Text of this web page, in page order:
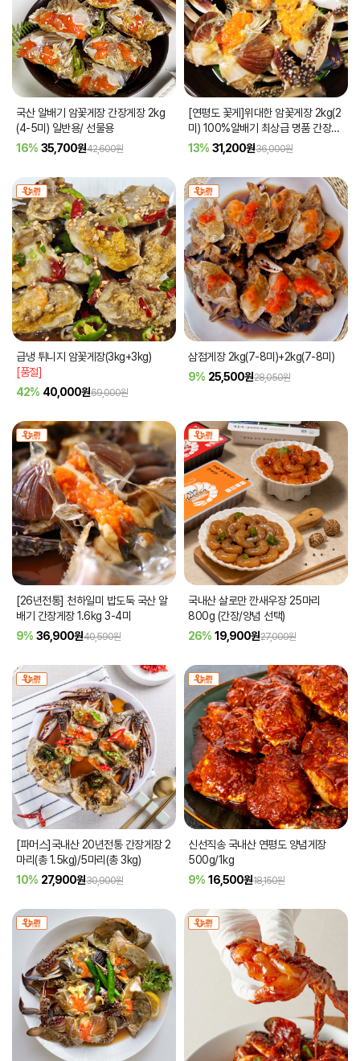
국산 알배기 암꽃게장 간장게장 2kg
(4-5미) 일반용/ 선물용
16% 35,700원42,600원
[연평도 꽃게]위대한 암꽃게장 2kg(2
미) 100%알배기 최상급 명품 간장게
장
13% 31,200원36,000원
급냉 튀니지 암꽃게장(3kg+3kg)
[품절]
42% 40,000원69,000원
삼점게장 2kg(7-8미)+2kg(7-8미)
9% 25,500원28,050원
[26년전통] 천하일미 밥도둑 국산 알
배기 간장게장 1.6kg 3-4미
9% 36,900원40,590원
국내산 살로만 깐새우장 25마리
800g (간장/양념 선택)
26% 19,900원27,000원
[파머스]국내산 20년전통 간장게장 2
마리(총 1.5kg)/5마리(총 3kg)
10% 27,900원30,900원
신선직송 국내산 연평도 양념게장
500g/1kg
9% 16,500원18,150원